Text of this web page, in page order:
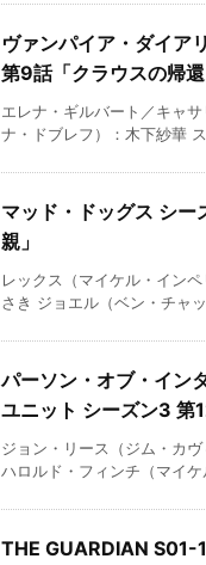
ヴァンパイア・ダイア
第9話「クラウスの帰還
エレナ・ギルバート／キャ
ナ・ドブレフ）：木下紗華
マッド・ドッグス シー
親」
レックス（マイケル・イン
さき ジョエル（ベン・チャ
パーソン・オブ・イン
ユニット シーズン3 第
ジョン・リース（ジム・カ
ハロルド・フィンチ（マイ
THE GUARDIAN